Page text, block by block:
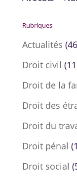
Rubriques
Actualités
Droit civil
Droit de la
Droit des
Droit du
Droit pénal
Droit social